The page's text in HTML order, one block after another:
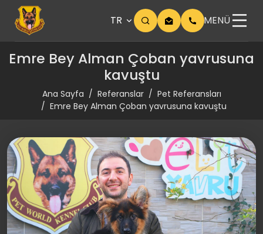
TR MENÜ
Emre Bey Alman Çoban yavrusuna
kavuştu
Ana Sayfa Referanslar
Pet Referansları
Emre Bey Alman Çoban yavrusuna kavuştu